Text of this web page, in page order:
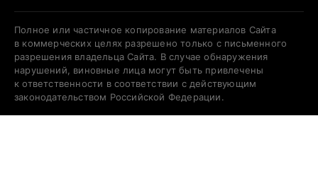
Полное или частичное копирование материалов Сайта
в коммерческих целях разрешено только с письменного
разрешения владельца Сайта. В случае обнаружения
нарушений, виновные лица могут быть привлечены
к ответственности в соответствии с действующим
законодательством Российской Федерации.